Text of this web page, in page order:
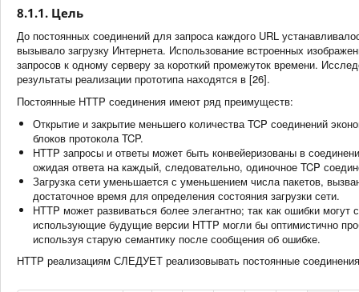
8.1.1. Цель
До постоянных соединений для запроса каждого URL
вызывало загрузку Интернета. Использование встроенных
запросов к одному серверу за короткий промежуток времени.
результаты реализации прототипа находятся в [26].
Постоянные HTTP соединения имеют ряд преимуществ:
Открытие и закрытие меньшего количества TCP соединений
блоков протокола TCP.
HTTP запросы и ответы может быть конвейеризованы в
ожидая ответа на каждый, следовательно, одиночное TCP
Загрузка сети уменьшается с уменьшением числа пакетов,
достаточное время для определения состояния загрузки сети.
HTTP может развиваться более элегантно; так как ошибки
использующие будущие версии HTTP могли бы оптимистично
используя старую семантику после сообщения об ошибке.
HTTP реализациям СЛЕДУЕТ реализовывать постоянные